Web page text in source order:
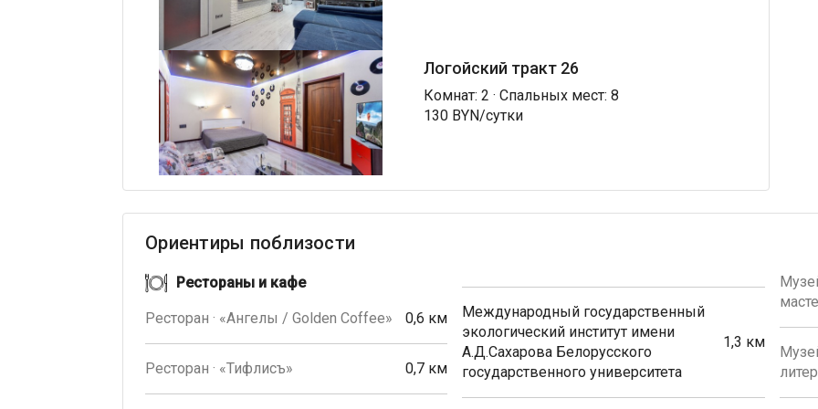
Логойский тракт 26
Комнат: 2 · Спальных мест: 8
130 BYN/сутки
Ориентиры поблизости
Рестораны и кафе
Ресторан · «Ангелы / Golden Coffee» 0,6 км
Ресторан · «Тифлисъ» 0,7 км
Международный государственный
экологический институт имени
А.Д.Сахарова Белорусского
государственного университета
1,3 км